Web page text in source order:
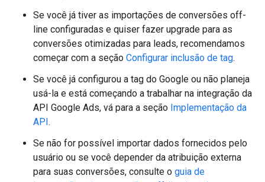
Se você já tiver as importações de conversões off-
line configuradas e quiser fazer upgrade para as
conversões otimizadas para leads, recomendamos
começar com a seção Configurar inclusão de tag.
Se você já configurou a tag do Google ou não planeja
usá-la e está começando a trabalhar na integração da
API Google Ads, vá para a seção Implementação da
API.
Se não for possível importar dados fornecidos pelo
usuário ou se você depender da atribuição externa
para suas conversões, consulte o guia de